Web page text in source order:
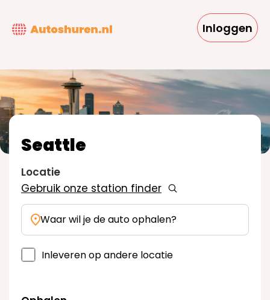
naar
gaan
Inloggen
Seattle
Gebruik onze station finder
Locatie
Waar wil je de auto ophalen?
Inleveren op andere locatie